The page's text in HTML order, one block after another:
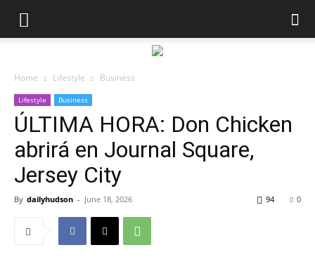
Home Lifestyle Business
Lifestyle Business
ÚLTIMA HORA: Don Chicken
abrirá en Journal Square,
Jersey City
By dailyhudson - June 18, 2026 0
94